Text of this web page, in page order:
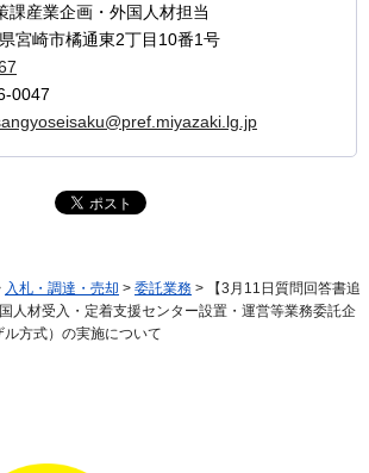
課産業企画・外国人材担当
宮崎市橘通東2丁目10番1号
0047
入札・調達・売却 > 委託業務 > 【3月11日質問回答書追
人材受入・定着支援センター設置・運営等業務委託企
方式）の実施について